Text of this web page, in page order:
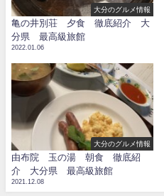
大分のグルメ情報
亀の井別荘 夕食 徹底紹介 大
分県 最高級旅館
2022.01.06
大分のグルメ情報
由布院 玉の湯 朝食 徹底紹
介 大分県 最高級旅館
2021.12.08